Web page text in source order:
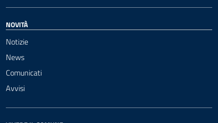
NOVITÀ
Notizie
News
Comunicati
Avvisi